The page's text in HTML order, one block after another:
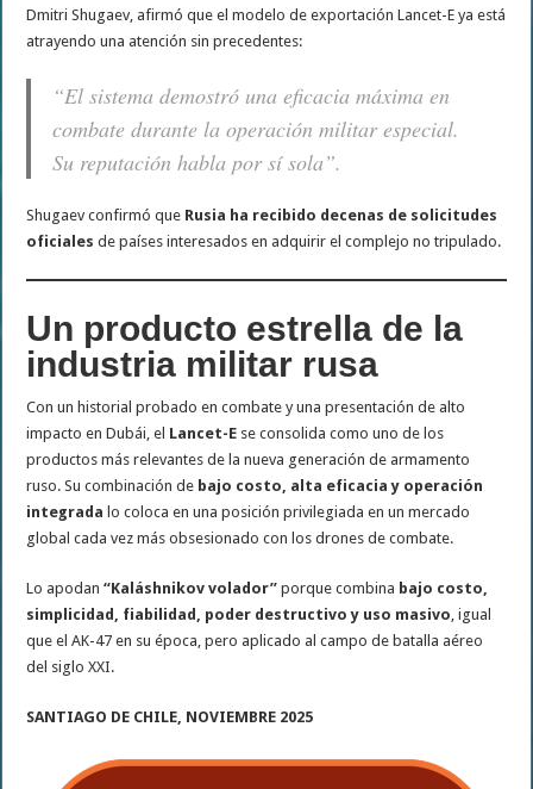
Dmitri Shugaev, afirmó que el modelo de exportación Lancet-E ya está
atrayendo una atención sin precedentes:
“El sistema demostró una eficacia máxima en
combate durante la operación militar especial.
Su reputación habla por sí sola”.
Shugaev confirmó que Rusia ha recibido decenas de solicitudes
oficiales de países interesados en adquirir el complejo no tripulado.
Un producto estrella de la
industria militar rusa
Con un historial probado en combate y una presentación de alto
impacto en Dubái, el Lancet-E se consolida como uno de los
productos más relevantes de la nueva generación de armamento
ruso. Su combinación de bajo costo, alta eficacia y operación
integrada lo coloca en una posición privilegiada en un mercado
global cada vez más obsesionado con los drones de combate.
Lo apodan“Kaláshnikov volador” porque combina bajo costo,
simplicidad, fiabilidad, poder destructivo y uso masivo, igual
que el AK-47 en su época, pero aplicado al campo de batalla aéreo
del siglo XXI.
SANTIAGO DE CHILE, NOVIEMBRE 2025